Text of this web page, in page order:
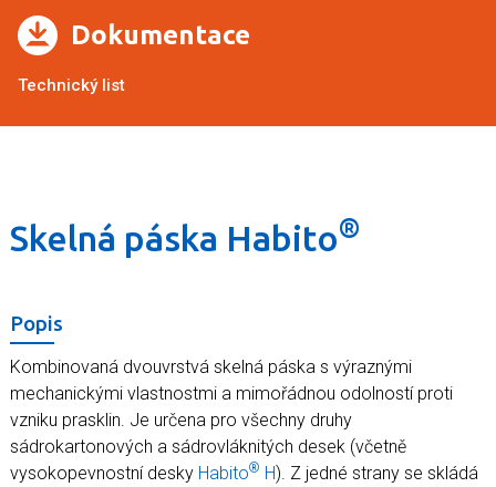
Dokumentace
Technický list
Skelná páska Habito®
Popis
Kombinovaná dvouvrstvá skelná páska s výraznými
mechanickými vlastnostmi a mimořádnou odolností proti
vzniku prasklin. Je určena pro všechny druhy
sádrokartonových a sádrovláknitých desek (včetně
vysokopevnostní desky Habito® H). Z jedné strany se skládá